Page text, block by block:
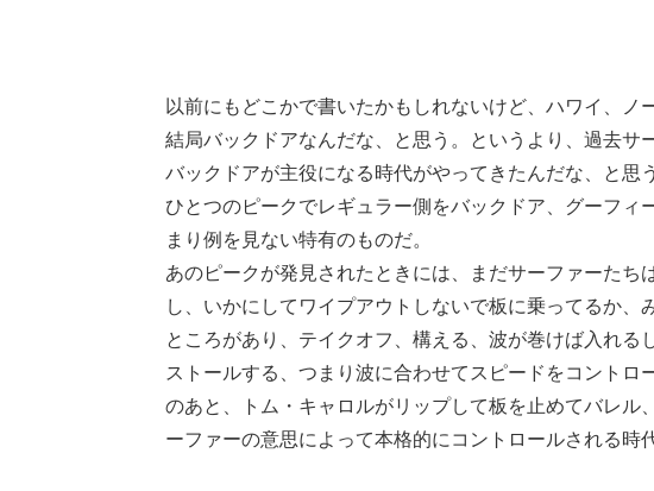
以前にもどこかで書いたかもしれないけど、ハワイ、ノ
結局バックドアなんだな、と思う。というより、過去
バックドアが主役になる時代がやってきたんだな、と思う
ひとつのピークでレギュラー側をバックドア、グーフ
まり例を見ない特有のものだ。
あのピークが発見されたときには、まだサーファーたち
し、いかにしてワイプアウトしないで板に乗ってるか
ところがあり、テイクオフ、構える、波が巻けば入れる
ストールする、つまり波に合わせてスピードをコント
のあと、トム・キャロルがリップして板を止めてバレル
ーファーの意思によって本格的にコントロールされる時